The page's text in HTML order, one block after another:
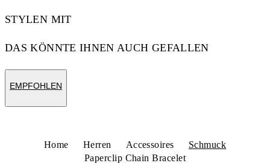
STYLEN MIT
DAS KÖNNTE IHNEN AUCH GEFALLEN
EMPFOHLEN
Home Herren Accessoires
Schmuck
Paperclip Chain Bracelet